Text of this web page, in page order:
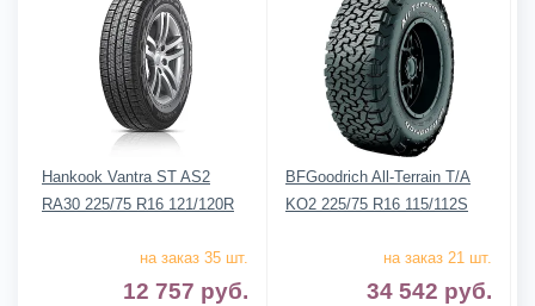
Hankook Vantra ST AS2
RA30 225/75 R16 121/120R
на заказ 35 шт.
12 757 руб.
BFGoodrich All-Terrain T/A
KO2 225/75 R16 115/112S
на заказ 21 шт.
34 542 руб.